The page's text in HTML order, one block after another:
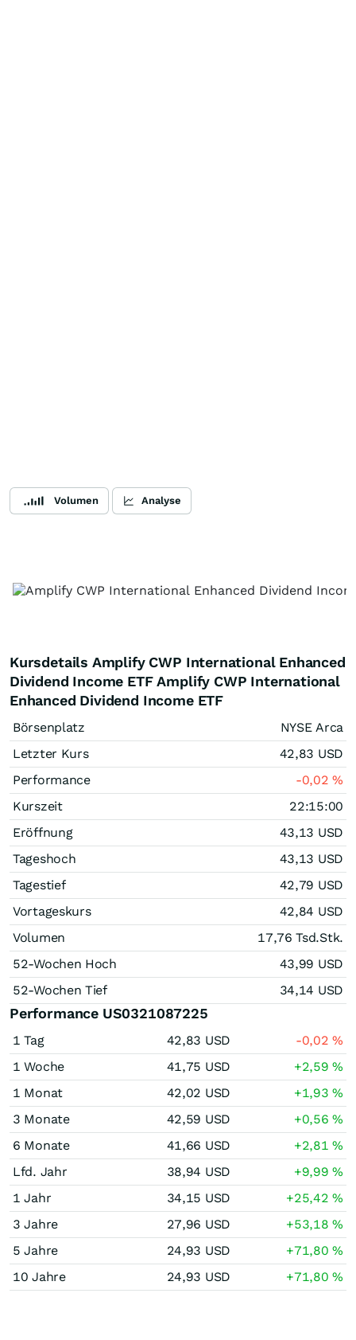
Volumen Analyse
Kursdetails Amplify CWP International Enhanced
Dividend Income ETF Amplify CWP International
Enhanced Dividend Income ETF
Börsenplatz
NYSE Arca
Letzter Kurs
42,83 USD
Performance
-0,02%
Kurszeit
22:15:00
Eröffnung
43,13 USD
Tageshoch
43,13 USD
Tagestief
42,79 USD
Vortageskurs
42,84 USD
Volumen
17,76 Tsd.Stk.
52-Wochen Hoch
43,99 USD
52-Wochen Tief
34,14 USD
Performance US0321087225
1 Tag 42,83 USD -0,02%
1 Woche
41,75 USD +2,59%
1 Monat
42,02 USD +1,93%
3 Monate
42,59 USD +0,56%
6 Monate
41,66 USD +2,81%
Lfd. Jahr
38,94 USD +9,99%
1 Jahr
34,15 USD +25,42%
3 Jahre
27,96 USD +53,18%
5 Jahre
24,93 USD +71,80%
10 Jahre
24,93 USD +71,80%